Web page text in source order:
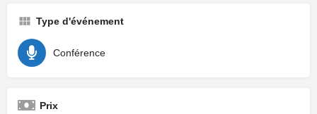
Type d'événement
Conférence
Prix